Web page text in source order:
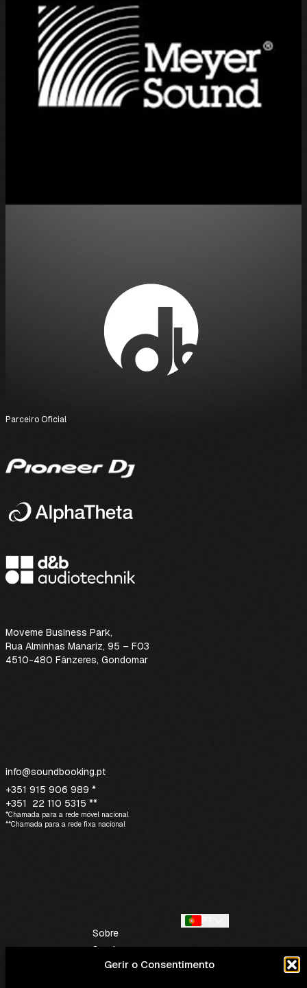
Gerir o Consentimento
Parceiro Oficial
Moveme Business Park,
Rua Alminhas Manariz, 95 – F03
4510-480 Fânzeres, Gondomar
info@soundbooking.pt
+351 915 906 989 *
+351 22 110 5315 **
*Chamada para a rede móvel nacional
**Chamada para a rede fixa nacional
Sobre
Serviços
Contactos
PT